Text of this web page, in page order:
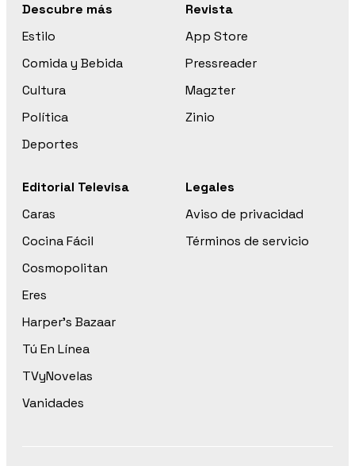
Descubre más
Estilo
Comida y Bebida
Cultura
Política
Deportes
Revista
App Store
Pressreader
Magzter
Zinio
Editorial Televisa
Caras
Cocina Fácil
Cosmopolitan
Eres
Harper’s Bazaar
Tú En Línea
TVyNovelas
Vanidades
Legales
Aviso de privacidad
Términos de servicio